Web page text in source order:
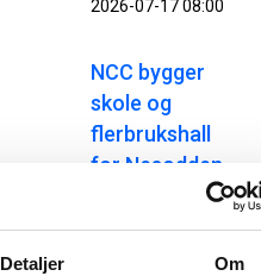
Detaljer Om
2026-07-17 08:00
NCC bygger
skole og
flerbrukshall
for Nesodden
NCC har signert en totalentreprisekontrakt med Nesodden kommune for bygging av Nesoddtangen skole og flerbrukshall. Avtalen har en verdi på om lag 345 millioner norske kroner.
2026-07-07 13:00